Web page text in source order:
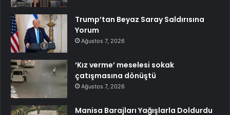
Trump’tan Beyaz Saray Saldırısına
Yorum
Ağustos 7, 2026
‘Kız verme’ meselesi sokak
çatışmasına dönüştü
Ağustos 7, 2026
Manisa Barajları Yağışlarla Doldurdu